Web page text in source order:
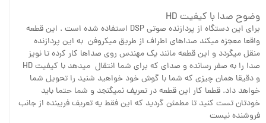
وضوح صدا با کیفیت HD
برای این دستگاه از پردازنده صوتی DSP استفاده شده است . این قطعه
واقعا معجزه میکند صداهای اطراف از طریق میکروفن به این پردازنده
منقل میگردد و این قطعه مانند یک مهندس روی صداها کار کرده تا نویز
صدا را به صفر رسانده و صدای که برای شما انتقال میدهد با کیفیت HD
و دقیقا همان چیزی که شما با گوش خود خواهید شنید را تحویل شما
خواهد داد. قطعا کار این قطعه در تعریف نمیگنجد و شما حتما باید
خودتان تست کنید تا مطمئن گردید که این فقط یه تعریف فریبنده از جانب
فروشنده نیست